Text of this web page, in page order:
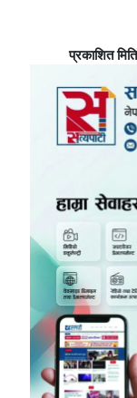
प्रकाशित